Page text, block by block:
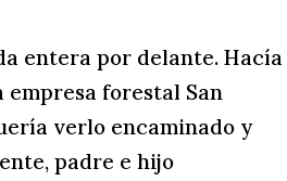
entera por delante. Hacía
empresa forestal San
verlo encaminado y
padre e hijo